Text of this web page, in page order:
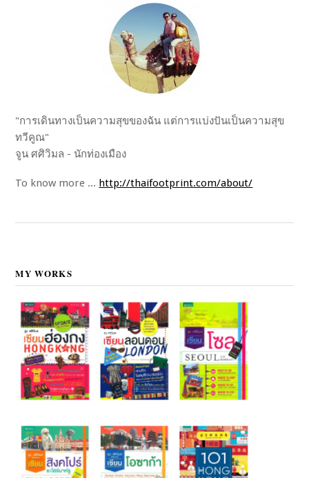
"การเดินทางเป็นความสุขของฉัน แต่การแบ่งปันเป็นความสุข
ทวีคูณ"
จูน ศศิวิมล - นักท่องเมือง
To know more ... http://thaifootprint.com/about/
MY WORKS